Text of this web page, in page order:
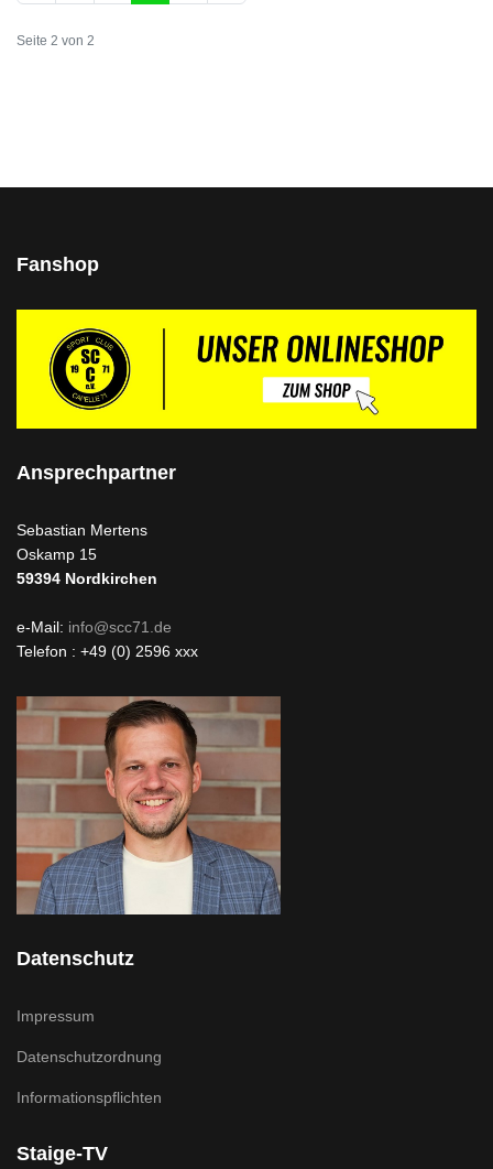
Seite 2 von 2
Fanshop
Ansprechpartner
Sebastian Mertens
Oskamp 15
59394 Nordkirchen
e-Mail: info@scc71.de
Telefon : +49 (0) 2596 xxx
Datenschutz
Impressum
Datenschutzordnung
Informationspflichten
Staige-TV